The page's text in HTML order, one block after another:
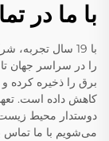
با ما در
کاهش داده است. تعهد
دوستدار محیط
می‌شویم با ما تماس